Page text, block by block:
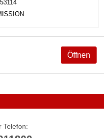
Öffnen
Telefon: